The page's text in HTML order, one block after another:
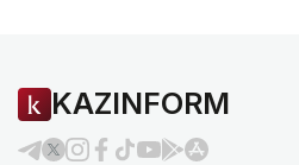
KAZINFORM